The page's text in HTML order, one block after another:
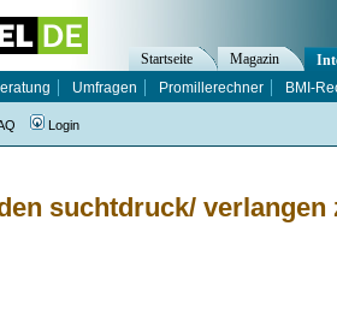
suchtdruck/ verlangen
Startseite Magazin
Umfragen Promillerechner BMI-
Login